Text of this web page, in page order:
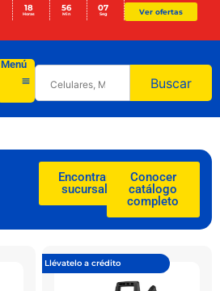
18
Horas
56
Min
06
Seg Ver ofertas
Menú
Buscar
Encontrar
sucursal
Conocer
catálogo
completo
Llévatelo a crédito